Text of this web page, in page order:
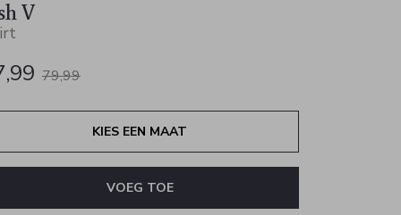
V
79,99
KIES EEN MAAT
VOEG TOE